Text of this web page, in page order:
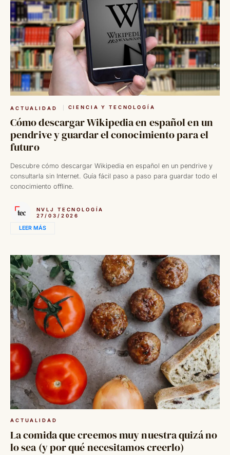
ACTUALIDAD CIENCIA Y TECNOLOGÍA
Cómo descargar Wikipedia en español en un
pendrive y guardar el conocimiento para el
futuro
Descubre cómo descargar Wikipedia en español en un pendrive y
consultarla sin Internet. Guía fácil paso a paso para guardar todo el
conocimiento offline.
NVLJ TECNOLOGÍA
27/03/2026
LEER MÁS
ACTUALIDAD
La comida que creemos muy nuestra quizá no
lo sea (y por qué necesitamos creerlo)